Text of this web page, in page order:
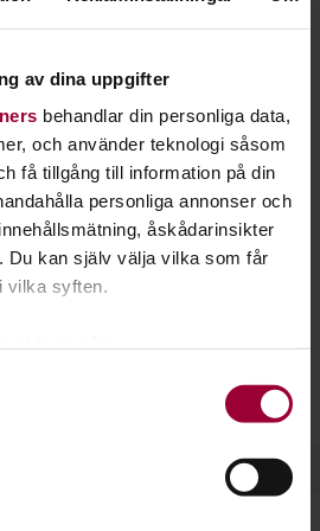
av dina uppgifter
behandlar din personliga data,
och använder teknologi såsom
få tillgång till information på din
personliga annonser och
åskådarinsikter
Du kan själv välja vilka som får
vilka syften.
på upp till flera meter
dina personliga uppgifter
blomsterbindning hos oss på
och upplevelsen av färg och
handlar om att förstå vilka växter
man skapar en vacker helhet.
binder ihop delarna och gör
gäller för både buketter, kransar
Växterna du jobbar med kan
eller butiken.
många dimensioner. Det gäller allt
till olika tekniker. Inspireras av